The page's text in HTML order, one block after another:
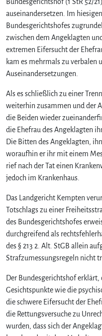
auseinandersetzen. Im
Bundesgerichtshofes
zwischen dem Angeklagten
extremen Eifersucht der
kam es mehrmals zu verbalen
Auseinandersetzungen.
Als es schließlich zu einer
weiterhin zusammen und der
die Beiden wieder
die Ehefrau des Angeklagten
Die Bitten des Angeklagten,
woraufhin er ihr mit einem
rief nach der Tat einen
jedoch im Krankenhaus.
Das Landgericht Kempten
Totschlags zu einer
des Bundesgerichtshofes
durchgreifend als
des § 213 2. Alt. StGB allein
Strafzumessungsregeln nicht
Der Bundesgerichtshof erklärt,
Gesichtspunkte wie die
die schwere Eifersucht der
die Rettungsversuche zu
wurden, dass sich der